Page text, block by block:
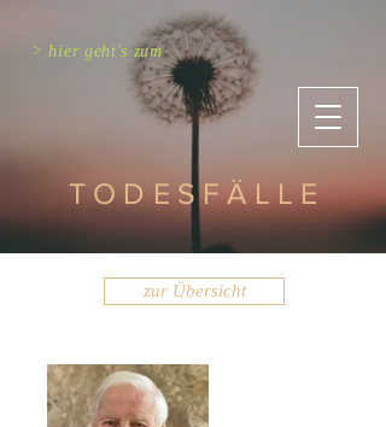
> hier geht's zum
TODESFÄLLE
zur Übersicht